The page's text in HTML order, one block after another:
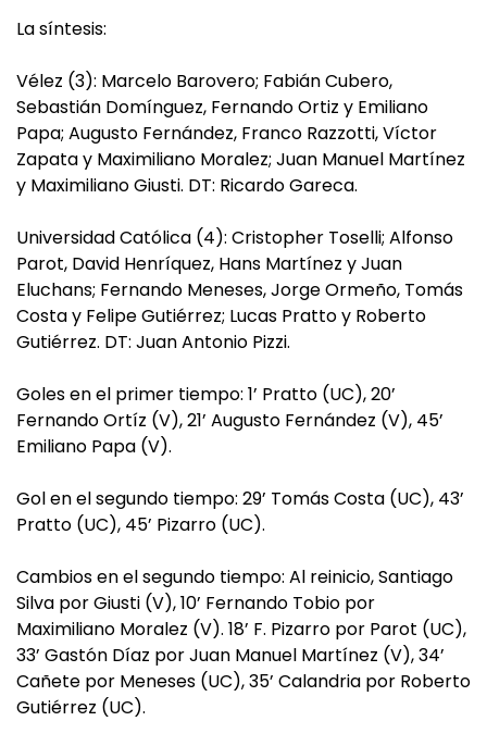
La síntesis:
Vélez (3): Marcelo Barovero; Fabián Cubero,
Sebastián Domínguez, Fernando Ortiz y Emiliano
Papa; Augusto Fernández, Franco Razzotti, Víctor
Zapata y Maximiliano Moralez; Juan Manuel Martínez
y Maximiliano Giusti. DT: Ricardo Gareca.
Universidad Católica (4): Cristopher Toselli; Alfonso
Parot, David Henríquez, Hans Martínez y Juan
Eluchans; Fernando Meneses, Jorge Ormeño, Tomás
Costa y Felipe Gutiérrez; Lucas Pratto y Roberto
Gutiérrez. DT: Juan Antonio Pizzi.
Goles en el primer tiempo: 1’ Pratto (UC), 20’
Fernando Ortíz (V), 21’ Augusto Fernández (V), 45’
Emiliano Papa (V).
Gol en el segundo tiempo: 29’ Tomás Costa (UC), 43’
Pratto (UC), 45’ Pizarro (UC).
Cambios en el segundo tiempo: Al reinicio, Santiago
Silva por Giusti (V), 10’ Fernando Tobio por
Maximiliano Moralez (V). 18’ F. Pizarro por Parot (UC),
33’ Gastón Díaz por Juan Manuel Martínez (V), 34’
Cañete por Meneses (UC), 35’ Calandria por Roberto
Gutiérrez (UC).